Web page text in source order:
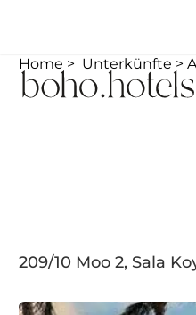
Home Unterkünfte
209/10 Moo 2, Sala